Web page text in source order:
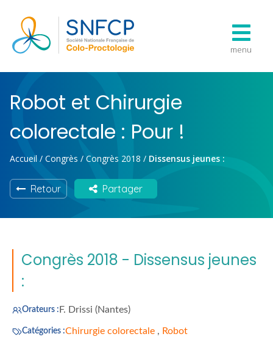
menu
Robot et Chirurgie
colorectale : Pour !
Accueil / Congrès / Congrès 2018 / Dissensus jeunes :
Retour Partager
Congrès 2018 - Dissensus jeunes
:
Orateurs : F. Drissi (Nantes)
Catégories :Chirurgie colorectale , Robot